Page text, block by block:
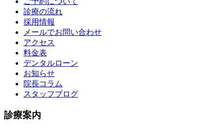
診療の流れ
採用情報
メールでお問い合わせ
アクセス
料金表
デンタルローン
お知らせ
院長コラム
スタッフブログ
診療案内